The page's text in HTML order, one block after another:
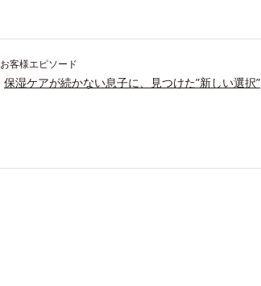
お客様エピソード
保湿ケアが続かない息子に、見つけた”新しい選択”